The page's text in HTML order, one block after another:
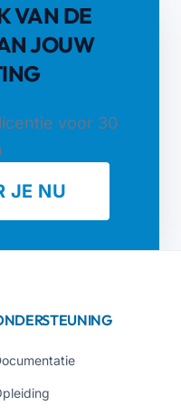
VAN DE
JOUW
voor 30
JE NU